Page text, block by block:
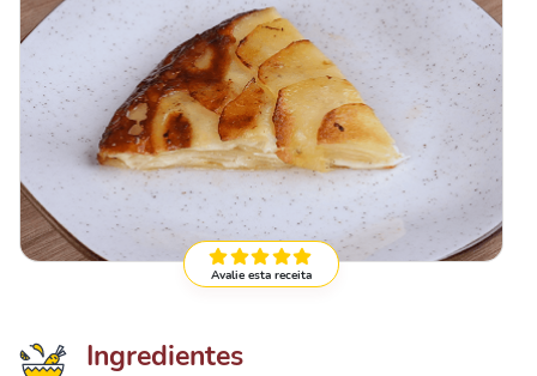
Avalie esta receita
Ingredientes